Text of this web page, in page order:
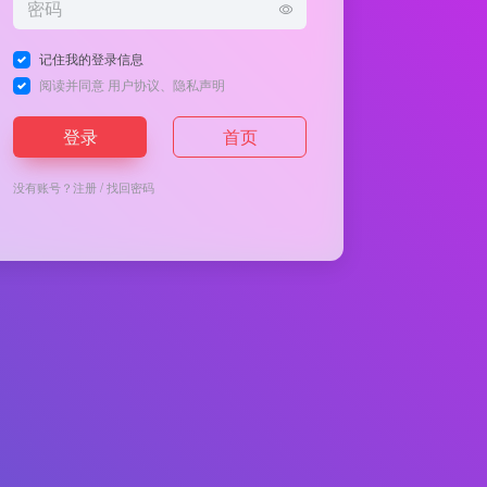
记住我的登录信息
阅读并同意 用户协议 隐私声明
登录 首页
没有账号？注册/找回密码